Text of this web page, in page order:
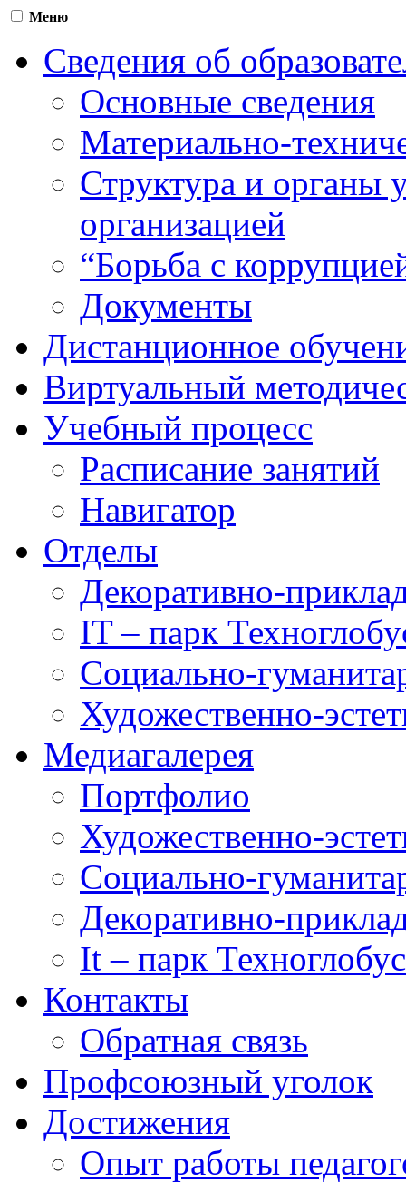
Меню
Сведения об
Основные сведения
Материально-
Структура и органы
организацией
“Борьба с
Документы
Дистанционное
Виртуальный
Учебный процесс
Расписание занятий
Навигатор
Отделы
Декоративно-
IT – парк
Социально-
Художественно-
Медиагалерея
Портфолио
Художественно-
Социально-
Декоративно-
It – парк Техноглобус
Контакты
Обратная связь
Профсоюзный уголок
Достижения
Опыт работы